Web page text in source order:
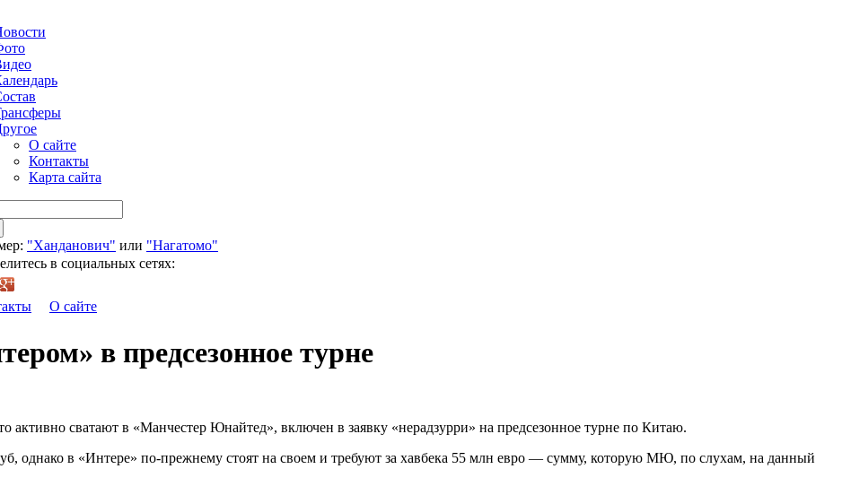
О сайте
Контакты
Карта сайта
"Ханданович" или "Нагатомо"
в социальных сетях:
О сайте
в предсезонное турне
сватают в «Манчестер Юнайтед», включен в заявку «нерадзурри» на предсезонное турне по Китаю.
однако в «Интере» по-прежнему стоят на своем и требуют за хавбека 55 млн евро — сумму, которую МЮ, по слухам, на данный